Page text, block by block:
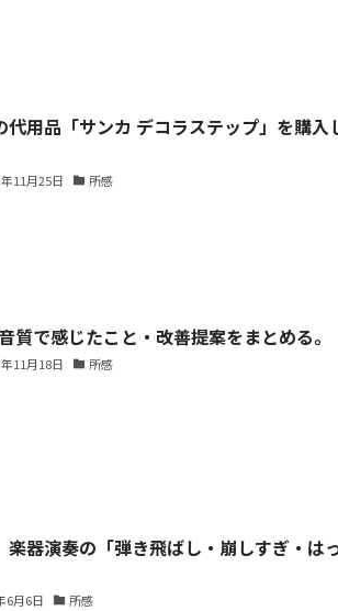
代用品「サンカ デコラステップ」を購入
11月25日 所感
質で感じたこと・改善提案をまとめる。
11月18日 所感
楽器演奏の「弾き飛ばし・崩しすぎ・は
6月6日 所感